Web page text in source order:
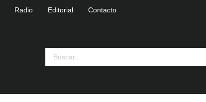
Radio Editorial Contacto